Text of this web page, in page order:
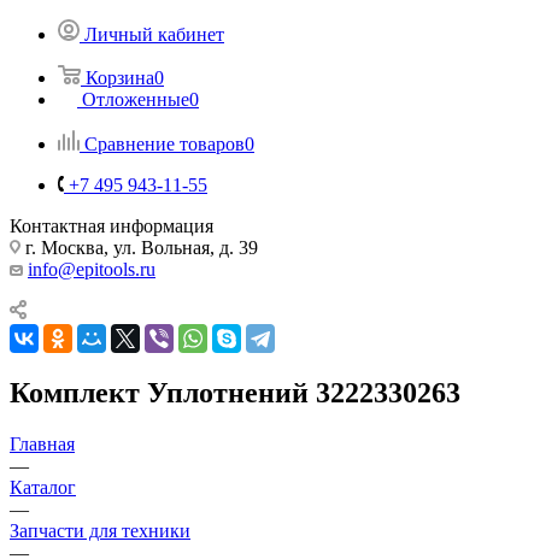
Личный кабинет
Корзина0
Отложенные0
Сравнение товаров0
+7 495 943-11-55
Контактная информация
г. Москва, ул. Вольная, д. 39
info@epitools.ru
Комплект Уплотнений 3222330263
Главная
—
Каталог
—
Запчасти для техники
—